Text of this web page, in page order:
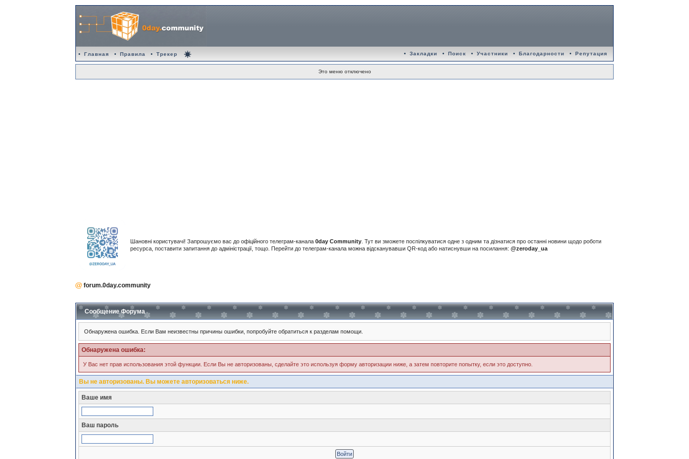
• Главная • Правила • Трекер • Закладки • Поиск • Участники • Благодарности • Репутация
Это меню отключено
Шановні користувачі! Запрошуємо вас до офіційного телеграм-канала 0day Community . Тут ви зможете поспілкуватися одне з одним та дізнатися про останні новини щодо роботи
ресурса, поставити запитання до адміністрації, тощо. Перейти до телеграм-канала можна відсканувавши QR-код або натиснувши на посилання: @zeroday_ua
forum.0day.community
Сообщение Форума
Обнаружена ошибка. Если Вам неизвестны причины ошибки, попробуйте обратиться к разделам помощи.
Обнаружена ошибка:
У Вас нет прав использования этой функции. Если Вы не авторизованы, сделайте это используя форму авторизации ниже, а затем повторите попытку, если это доступно.
Вы не авторизованы. Вы можете авторизоваться ниже.
Ваше имя
Ваш пароль